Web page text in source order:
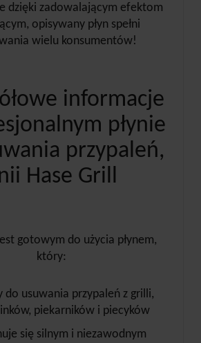
dzięki zadowalającym efektom
opisywany płyn spełni
wielu konsumentów!
informacje
płynie
przypaleń,
Hase Grill
gotowym do użycia płynem,
który:
do usuwania przypaleń z grilli,
piekarników i piecyków
się silnym i niezawodnym